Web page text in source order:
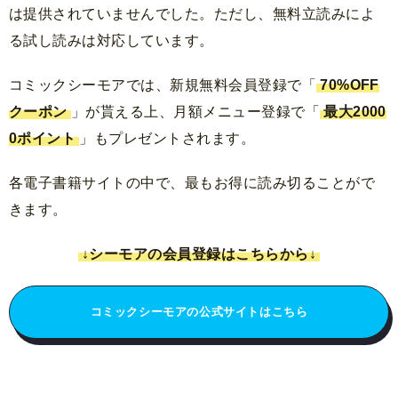
は提供されていませんでした。ただし、無料立読みによ
る試し読みは対応しています。
コミックシーモアでは、新規無料会員登録で「 70%OFF
クーポン 」が貰える上、月額メニュー登録で「 最大2000
0ポイント 」もプレゼントされます。
各電子書籍サイトの中で、最もお得に読み切ることがで
きます。
↓シーモアの会員登録はこちらから↓
コミックシーモアの公式サイトはこちら